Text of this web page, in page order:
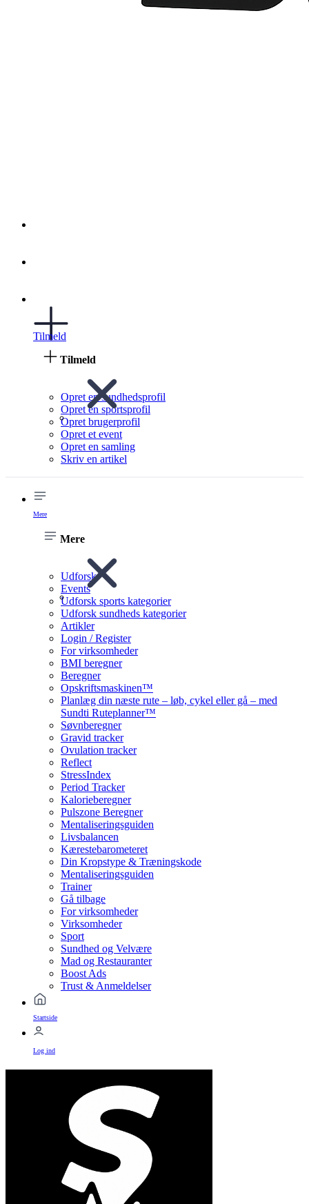
Tilmeld
Tilmeld
Opret en sundhedsprofil
Opret en sportsprofil
Opret brugerprofil
Opret et event
Opret en samling
Skriv en artikel
Mere
Mere
Udforsk
Events
Udforsk sports kategorier
Udforsk sundheds kategorier
Artikler
Login / Register
For virksomheder
BMI beregner
Beregner
Opskriftsmaskinen™
Planlæg din næste rute – løb, cykel eller gå – med
Sundti Ruteplanner™
Søvnberegner
Gravid tracker
Ovulation tracker
Reflect
StressIndex
Period Tracker
Kalorieberegner
Pulszone Beregner
Mentaliseringsguiden
Livsbalancen
Kærestebarometeret
Din Kropstype & Træningskode
Mentaliseringsguiden
Trainer
Gå tilbage
For virksomheder
Virksomheder
Sport
Sundhed og Velvære
Mad og Restauranter
Boost Ads
Trust & Anmeldelser
Startside
Log ind